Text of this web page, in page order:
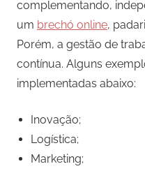
complementando,
um brechó online,
Porém, a gestão de
contínua. Alguns
implementadas abaixo:
Inovação;
Logística;
Marketing;